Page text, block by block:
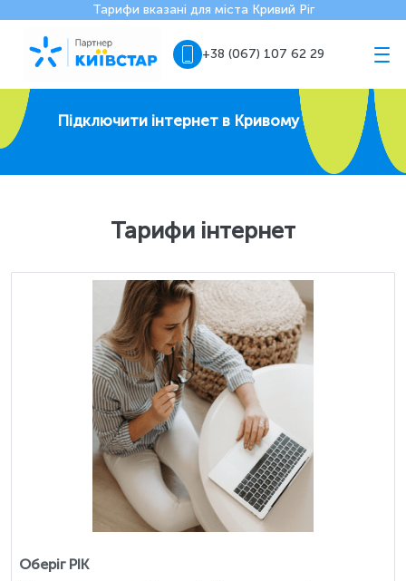
Тарифи вказані для міста Кривий Ріг
+38 (067) 107 62 29
Підключити інтернет в Кривому Розі
Тарифи інтернет
Оберіг РІК